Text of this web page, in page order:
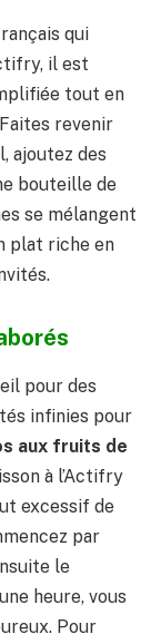
qui
il est
tout en
revenir
ajoutez des
bouteille de
se mélangent
plat riche en
pour des
infinies pour
aux fruits de
à l’Actifry
excessif de
par
le
heure, vous
Pour